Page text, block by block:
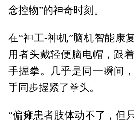
念控物”的神奇时刻。
在“神工-神机”脑机智能康
用者头戴轻便脑电帽，跟
手握拳。几乎是同一瞬间
手同步握紧了拳头。
“偏瘫患者肢体动不了，但